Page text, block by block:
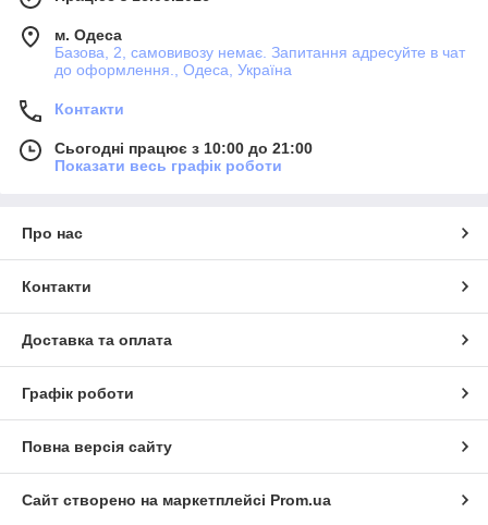
м. Одеса
Базова, 2, самовивозу немає. Запитання адресуйте в чат
до оформлення., Одеса, Україна
Контакти
Сьогодні працює з 10:00 до 21:00
Показати весь графік роботи
Про нас
Контакти
Доставка та оплата
Графік роботи
Повна версія сайту
Сайт створено на маркетплейсі Prom.ua